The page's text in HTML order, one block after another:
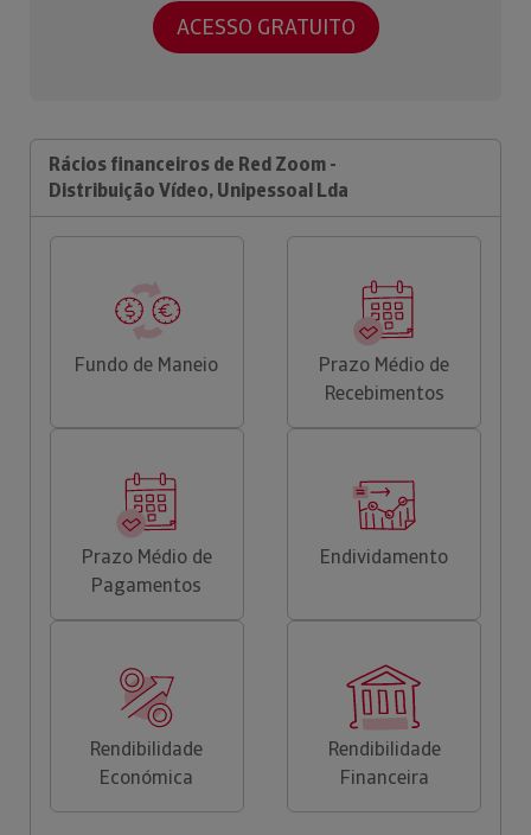
ACESSO GRATUITO
Rácios financeiros de Red Zoom -
Distribuição Vídeo, Unipessoal Lda
Fundo de Maneio
Prazo Médio de
Recebimentos
Prazo Médio de
Pagamentos
Endividamento
Rendibilidade
Económica
Rendibilidade
Financeira